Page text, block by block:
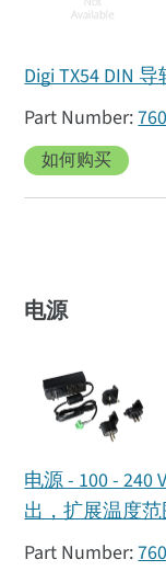
Digi TX54 DIN
如何购买
电源
电源 - 100 - 240
出，扩展温度